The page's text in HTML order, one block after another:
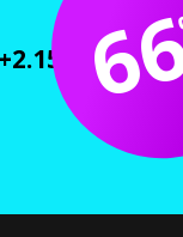
cursos